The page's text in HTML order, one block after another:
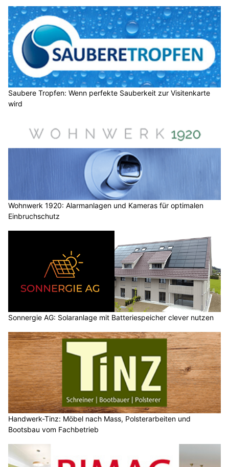
Saubere Tropfen: Wenn perfekte Sauberkeit zur Visitenkarte
wird
Wohnwerk 1920: Alarmanlagen und Kameras für optimalen
Einbruchschutz
Sonnergie AG: Solaranlage mit Batteriespeicher clever nutzen
Handwerk-Tinz: Möbel nach Mass, Polsterarbeiten und
Bootsbau vom Fachbetrieb